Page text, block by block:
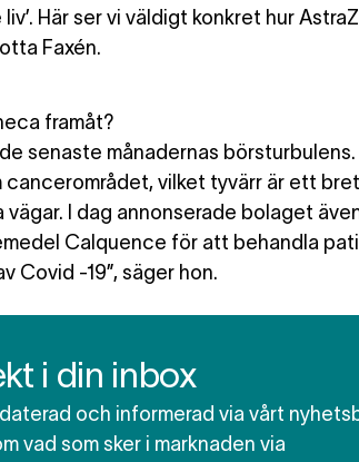
Här ser vi väldigt konkret hur
Faxén.
framåt?
senaste månadernas
cancerområdet, vilket tyvärr är ett
vägar. I dag annonserade bolaget
Calquence för att behandla
Covid -19”, säger hon.
i din inbox
och informerad via vårt
vad som sker i marknaden via